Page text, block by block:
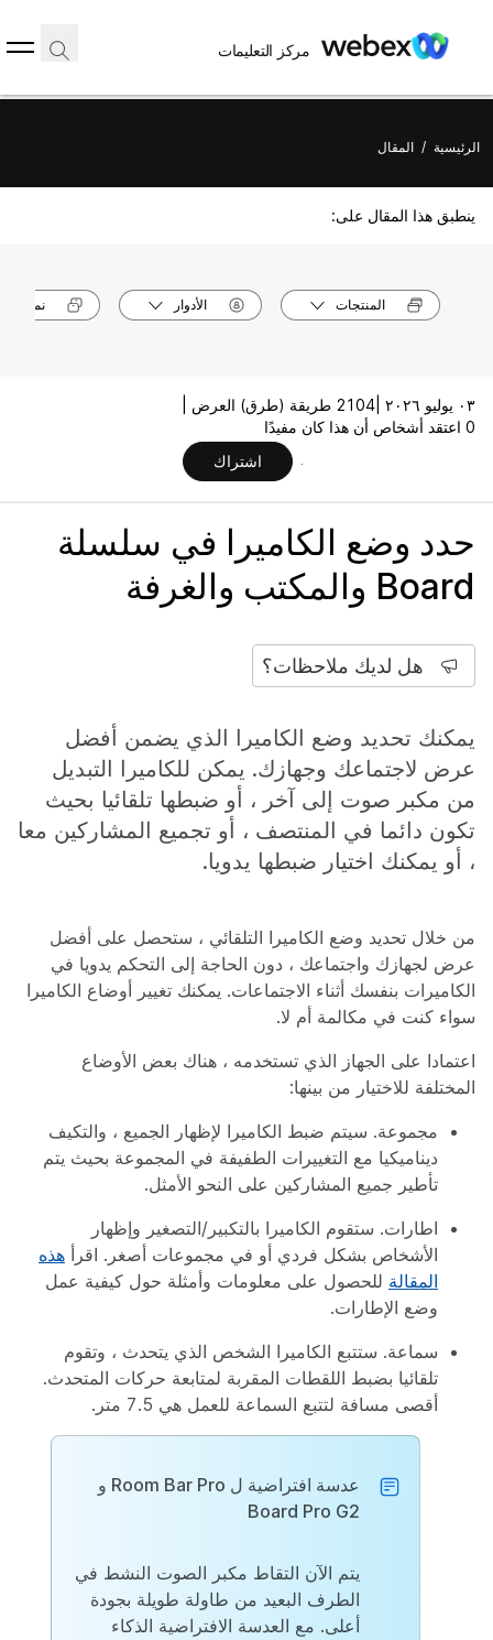
مركز التعليمات
الرئيسية / المقال
ينطبق هذا المقال على:
المنتجات الأدوار نماذج
٠٣ يوليو ٢٠٢٦ |
2104 طريقة (طرق) العرض |
0 اعتقد أشخاص أن هذا كان مفيدًا
اشتراك
حدد وضع الكاميرا في سلسلة
Board والمكتب والغرفة
هل لديك ملاحظات؟
يمكنك تحديد وضع الكاميرا الذي يضمن أفضل
عرض لاجتماعك وجهازك. يمكن للكاميرا التبديل
من مكبر صوت إلى آخر ، أو ضبطها تلقائيا بحيث
تكون دائما في المنتصف ، أو تجميع المشاركين معا
، أو يمكنك اختيار ضبطها يدويا.
من خلال تحديد وضع الكاميرا التلقائي ، ستحصل على أفضل
عرض لجهازك واجتماعك ، دون الحاجة إلى التحكم يدويا في
الكاميرات بنفسك أثناء الاجتماعات. يمكنك تغيير أوضاع الكاميرا
سواء كنت في مكالمة أم لا.
اعتمادا على الجهاز الذي تستخدمه ، هناك بعض الأوضاع
المختلفة للاختيار من بينها:
مجموعة. سيتم ضبط الكاميرا لإظهار الجميع ، والتكيف
ديناميكيا مع التغييرات الطفيفة في المجموعة بحيث يتم
تأطير جميع المشاركين على النحو الأمثل.
اطارات. ستقوم الكاميرا بالتكبير/التصغير وإظهار
الأشخاص بشكل فردي أو في مجموعات أصغر. اقرأ هذه
المقالة للحصول على معلومات وأمثلة حول كيفية عمل
وضع الإطارات.
سماعة. ستتبع الكاميرا الشخص الذي يتحدث ، وتقوم
تلقائيا بضبط اللقطات المقربة لمتابعة حركات المتحدث.
أقصى مسافة لتتبع السماعة للعمل هي 7.5 متر.
عدسة افتراضية ل Room Bar Pro و
Board Pro G2
يتم الآن التقاط مكبر الصوت النشط في
الطرف البعيد من طاولة طويلة بجودة
أعلى. مع العدسة الافتراضية الذكاء